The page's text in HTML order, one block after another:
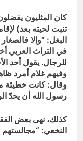
كان المثليون
تنبت لحيته بعد)
البغل: “وإلا
في التراث العربي
للرجال. يقول أحد
وفيهم غلام أمرد
وقال: كانت خطيئة
رسول الله أن يحدّ
كذلك، نهى بعض
النخعي: “مجالستهم